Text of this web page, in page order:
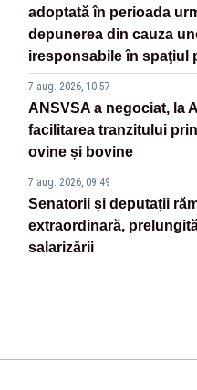
adoptată în perioada
depunerea din cauza
iresponsabile în spaţiul
7 aug. 2026, 10:57
ANSVSA a negociat, la
facilitarea tranzitului
ovine și bovine
7 aug. 2026, 09:49
Senatorii și deputații
extraordinară,
salarizării